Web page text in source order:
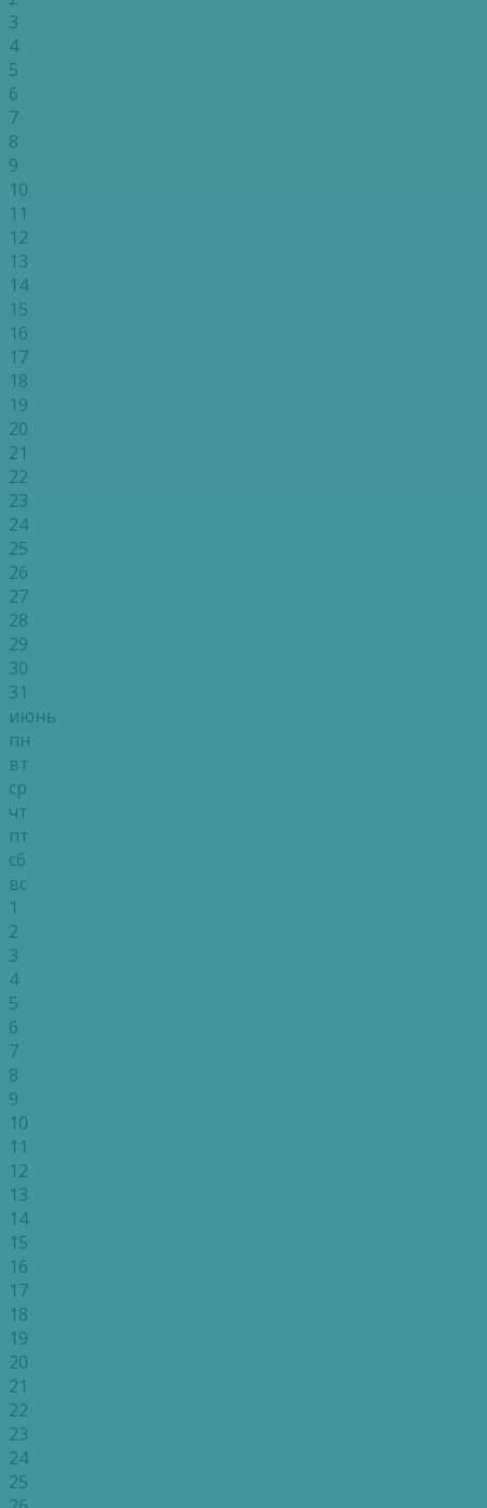
3
4
5
6
7
8
9
10
11
12
13
14
15
16
17
18
19
20
21
22
23
24
25
26
27
28
29
30
31
июнь
пн
вт
ср
чт
пт
сб
вс
1
2
3
4
5
6
7
8
9
10
11
12
13
14
15
16
17
18
19
20
21
22
23
24
25